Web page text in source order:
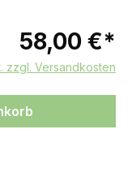
58,00 €*
zzgl. Versandkosten
Wert